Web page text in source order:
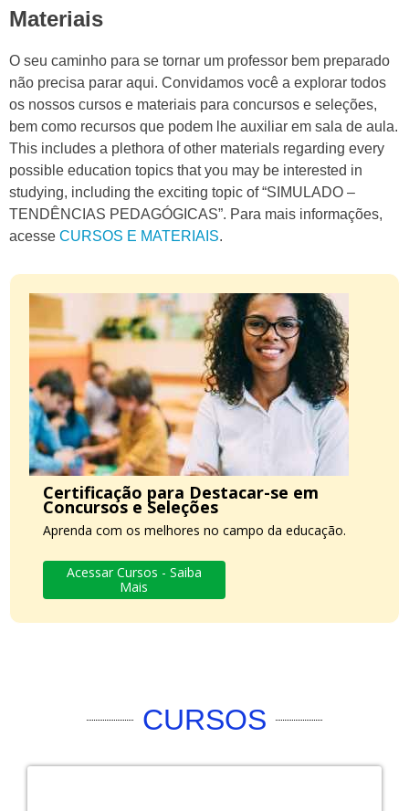
Materiais
O seu caminho para se tornar um professor bem preparado
não precisa parar aqui. Convidamos você a explorar todos
os nossos cursos e materiais para concursos e seleções,
bem como recursos que podem lhe auxiliar em sala de aula.
This includes a plethora of other materials regarding every
possible education topics that you may be interested in
studying, including the exciting topic of “SIMULADO –
TENDÊNCIAS PEDAGÓGICAS”. Para mais informações,
acesse CURSOS E MATERIAIS.
Certificação para Destacar-se em
Concursos e Seleções
Aprenda com os melhores no campo da educação.
Acessar Cursos - Saiba
Mais
CURSOS